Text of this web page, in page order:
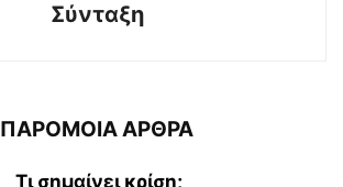
Σύνταξη
ΠΑΡΟΜΟΙΑ ΑΡΘΡΑ
Τι σημαίνει κρίση;